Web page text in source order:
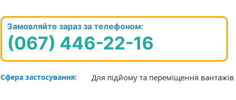
Замовляйте зараз за телефоном:
(067) 446-22-16
Сфера застосування: Для підйому та переміщення вантажів